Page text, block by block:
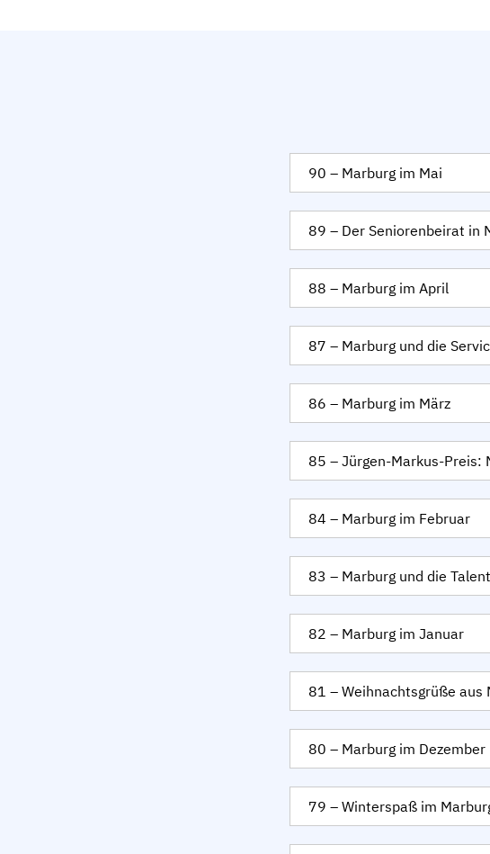
90 – Marburg im Mai
89 – Der Seniorenbeirat in
88 – Marburg im April
87 – Marburg und die
86 – Marburg im März
85 – Jürgen-Markus-Preis:
84 – Marburg im Februar
83 – Marburg und die
82 – Marburg im Januar
81 – Weihnachtsgrüße aus
80 – Marburg im Dezember
79 – Winterspaß im